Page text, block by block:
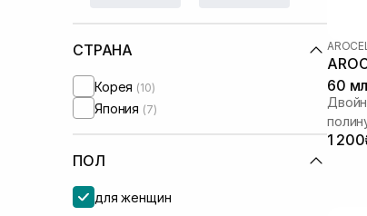
СТРАНА
Корея (10)
Япония (7)
ПОЛ
для женщин
60 мл
1